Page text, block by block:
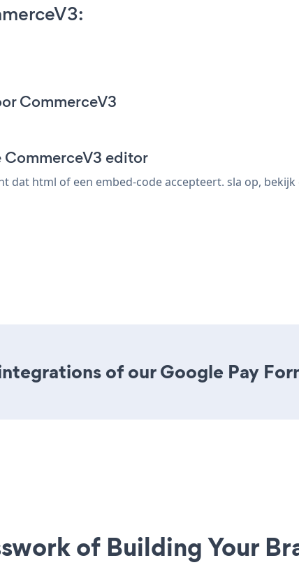
CommerceV3
editor
dat html of een embed-code accepteert. sla op,
of our Google Pay
of Building Your